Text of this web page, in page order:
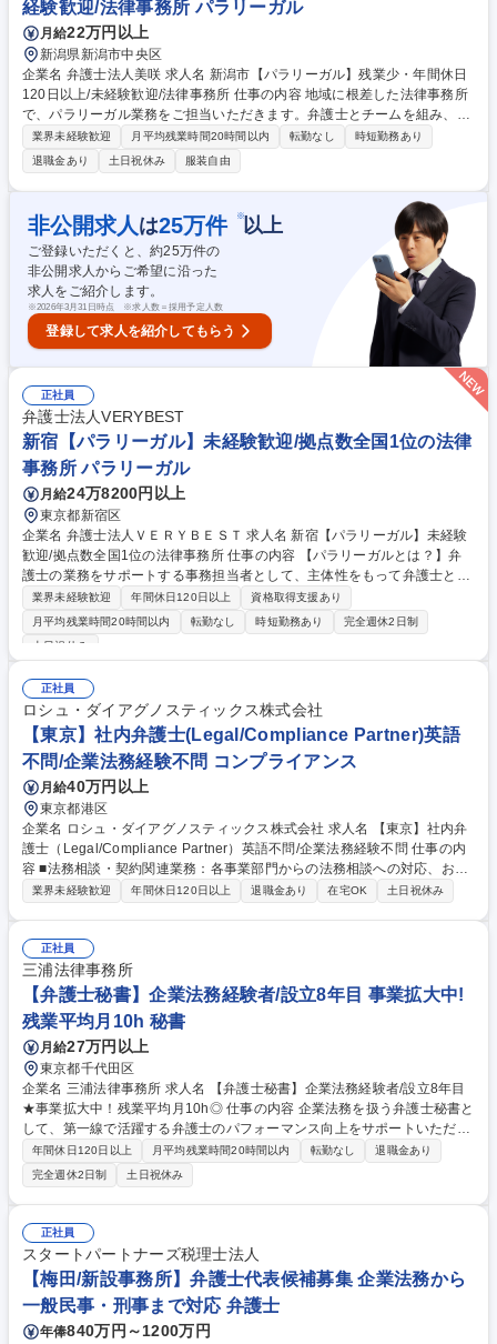
経験歓迎/法律事務所 パラリーガル
月給22万円以上
新潟県新潟市中央区
企業名 弁護士法人美咲 求人名 新潟市【パラリーガル】残業少・年間休日
120日以上/未経験歓迎/法律事務所 仕事の内容 地域に根差した法律事務所
で、パラリーガル業務をご担当いただきます。弁護士とチームを組み、幅
広い分野の問題を一緒に解決していきます。困っている人を助けることが
でき、感謝をいただける業務です。 ■裁判資料等の作成：裁判所に提出す
る書面や各種資料等を正確に作成します。 ■リーガルリサーチ：専門書籍
やデータベースを調査し、依頼された事件に関する資料等を収集します。
■クライアントや関係機関との応対：クライアントや裁判所、保険会社等
の関係機関との応対をします。 ■弁護士のサポート：弁護士のスケジュー
ル管理等の秘書業務を行い、弁護士が本来の業務に集中できる環境を整え
ます。 募集職種 新潟市【パラリーガル】残業少・年間休日120日以上/未
経験歓迎/法律事務所
業界未経験歓迎 月平均残業時間20時間以内 転勤なし
時短勤務あり
退職金あり
土日祝休み 服装自由
非公開求人 は25万件 ※以上
ご登録いただくと、約25万件の
非公開求人からご希望に沿った
求人をご紹介します。
※2026年3月31日時点 ※求人数＝採用予定人数
登録して求人を紹介してもらう
正社員
弁護士法人VERYBEST
新宿【パラリーガル】未経験歓迎/拠点数全国1位の法律
事務所 パラリーガル
月給24万8200円以上
東京都新宿区
企業名 弁護士法人ＶＥＲＹＢＥＳＴ 求人名 新宿【パラリーガル】未経験
歓迎/拠点数全国1位の法律事務所 仕事の内容 【パラリーガルとは？】弁
護士の業務をサポートする事務担当者として、主体性をもって弁護士と連
携し案件を進め、早期解決を目指します。 【詳細】■相談者/裁判所や保険
会社など関係各所との問い合わせ対応 ■各種書類作成訴訟に関する調査や
文書/契約書の作成 ■各種手続き：公的書類（戸籍謄本、住民票、登記情報
ル管理、官公庁への書類提出、来客応対等） ※一般チーム（離婚・労働・
刑事といった分野を扱います）、または、交通事故チームへの配属予定で
す。 募集職種 新宿【パラリーガル】未経験歓迎/拠点数全国1位の法律事
務所
業界未経験歓迎 年間休日120日以上
資格取得支援あり
月平均残業時間20時間以内
転勤なし 時短勤務あり
完全週休2日制
土日祝休み
正社員
ロシュ・ダイアグノスティックス株式会社
【東京】社内弁護士(Legal/Compliance Partner)英語
不問/企業法務経験不問 コンプライアンス
月給40万円以上
東京都港区
企業名 ロシュ・ダイアグノスティックス株式会社 求人名 【東京】社内弁
護士（Legal/Compliance Partner）英語不問/企業法務経験不問 仕事の内
容 ■法務相談・契約関連業務：各事業部門からの法務相談への対応、およ
び事業推進における良き相談相手としての支援/契約書の作成、審査、交渉
プライアンス・組織基盤への貢献：法令遵守・企業倫理全般の推進、各種
研修や監査実務の実施/内部通報（適切な通報対応）に関する調査の支援/
「判断基準の共有書庫」の整備など、部内の仕組み化（法務運用の効率
化）への参画 募集職種 【東京】社内弁護士（Legal/Compliance Partne
r）英語不問/企業法務経験不問
業界未経験歓迎 年間休日120日以上 退職金あり 在宅OK 土日祝休み
正社員
三浦法律事務所
【弁護士秘書】企業法務経験者/設立8年目 事業拡大中!
残業平均月10h 秘書
月給27万円以上
東京都千代田区
企業名 三浦法律事務所 求人名 【弁護士秘書】企業法務経験者/設立8年目
★事業拡大中！残業平均月10h◎ 仕事の内容 企業法務を扱う弁護士秘書と
して、第一線で活躍する弁護士のパフォーマンス向上をサポートいただき
ます。成長中につき増員をしており、経験の浅い秘書メンバーもいるため
即戦力としてサポートも期待しております。 【詳細】■法律関係書類の作
成 ■その他弁護士業務全般のサポート(例:請求書作成、出張手配など) ■電
話・来客対応 ■スケジュール管理 ■書類コピー・ファイリング 【採用背
景】設立から8年目を迎え、100名を超える弁護士が所属しています。弁
護士を万全の体制でサポートするため、秘書の増員を実施しています。経
験者の方にはノウハウを共有いただき、チーム全体のレベルアップに寄与
いただくことを期待します。 募集職種 【弁護士秘書】企業法務経験者/設
立8年目★事業拡大中！残業平均月10h◎
年間休日120日以上 月平均残業時間20時間以内 転勤なし
退職金あり
完全週休2日制
土日祝休み
正社員
スタートパートナーズ税理士法人
【梅田/新設事務所】弁護士代表候補募集 企業法務から
一般民事・刑事まで対応 弁護士
年俸840万円～1200万円